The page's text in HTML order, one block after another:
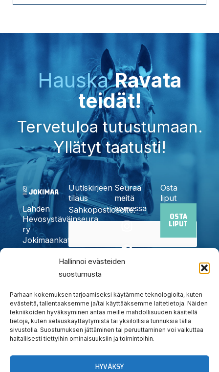
Hallinnoi evästeiden
suostumusta
Parhaan kokemuksen tarjoamiseksi käytämme teknologioita, kuten
evästeitä, tallentaaksemme ja/tai käyttääksemme laitetietoja. Näiden
tekniikoiden hyväksyminen antaa meille mahdollisuuden käsitellä
tietoja, kuten selauskäyttäytymistä tai yksilöllisiä tunnuksia tällä
sivustolla. Suostumuksen jättäminen tai peruuttaminen voi vaikuttaa
haitallisesti tiettyihin ominaisuuksiin ja toimintoihin.
HYVÄKSY
HauskaRavata
teidät!
Tervetuloa tutustumaan.
Yllätyt taatusti!
Lahden
Hevosystäväinseura
ry
Jokimaankatu
6, 15700
6440
info@jokimaanravit.fi
Toimisto
avoinna
arkisin
Uutiskirjeen
tilaus
Sähköpostiosoite:
Kyllä,
tilaan
Seuraa
meitä
somessa
I
s
r
a
m
F
c
o
k
X
t
t
e
r
Y
u
e
T
k
Osta
liput
OSTA
LIPUT